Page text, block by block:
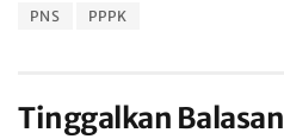
PNS
PPPK
Tinggalkan Balasan